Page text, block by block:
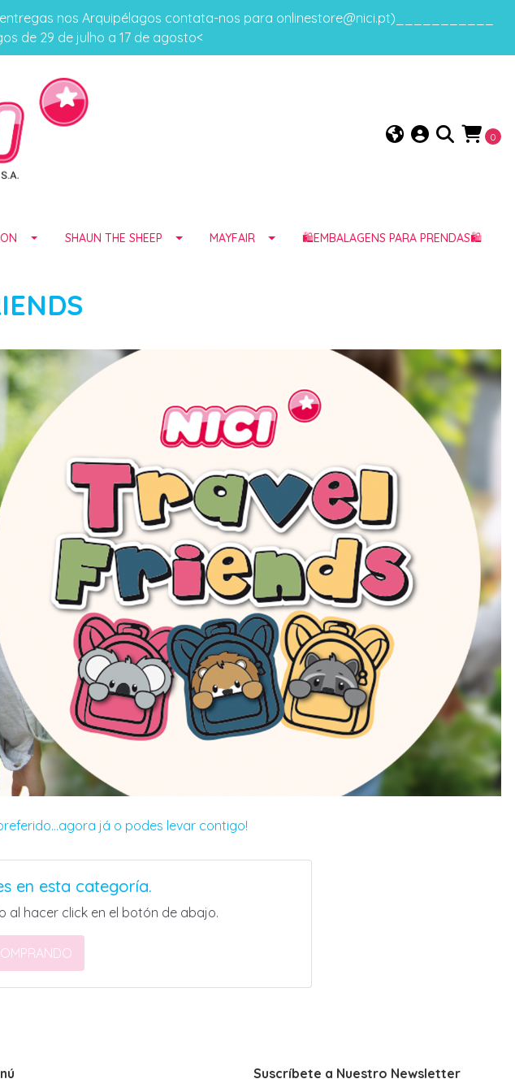
nos Arquipélagos contata-nos para onlinestore@nici.pt)___________
de 29 de julho a 17 de agosto<
0
SHAUN THE SHEEP MAYFAIR 🛍️EMBALAGENS PARA PRENDAS🛍️
já o podes levar contigo!
en esta categoría.
al hacer click en el botón de abajo.
Suscríbete a Nuestro Newsletter